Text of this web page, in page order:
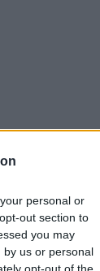
personal or
out section to
you may
by us or personal